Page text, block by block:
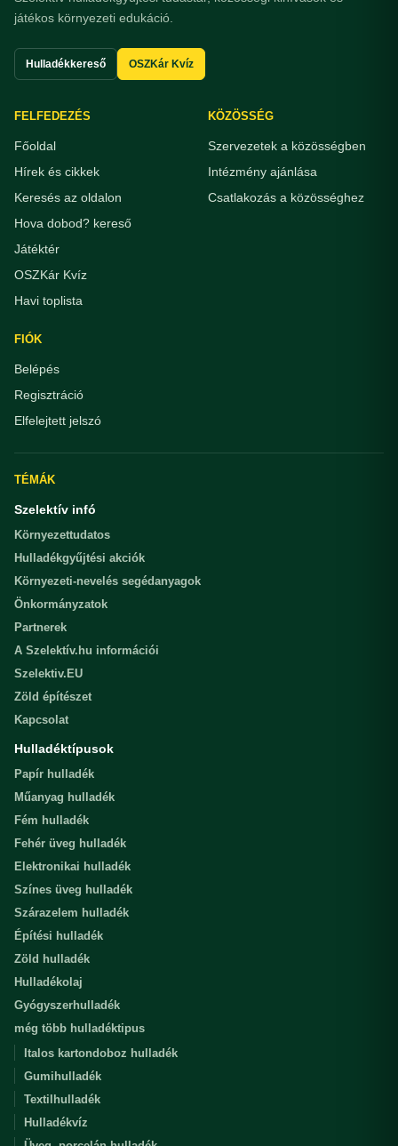
játékos környezeti edukáció.
Hulladékkereső OSZKár Kvíz
FELFEDEZÉS
Főoldal
Hírek és cikkek
Keresés az oldalon
Hova dobod? kereső
Játéktér
OSZKár Kvíz
Havi toplista
KÖZÖSSÉG
Szervezetek a közösségben
Intézmény ajánlása
Csatlakozás a közösséghez
FIÓK
Belépés
Regisztráció
Elfelejtett jelszó
TÉMÁK
Szelektív infó
Környezettudatos
Hulladékgyűjtési akciók
Környezeti-nevelés segédanyagok
Önkormányzatok
Partnerek
A Szelektív.hu információi
Szelektiv.EU
Zöld építészet
Kapcsolat
Hulladéktípusok
Papír hulladék
Műanyag hulladék
Fém hulladék
Fehér üveg hulladék
Elektronikai hulladék
Színes üveg hulladék
Szárazelem hulladék
Építési hulladék
Zöld hulladék
Hulladékolaj
Gyógyszerhulladék
még több hulladéktipus
Italos kartondoboz hulladék
Gumihulladék
Textilhulladék
Hulladékvíz